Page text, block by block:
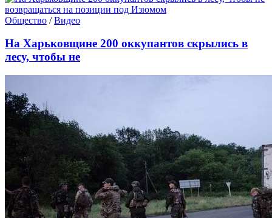
Общество /Видео
На Харьковщине 200 оккупантов скрылись в
лесу, чтобы не